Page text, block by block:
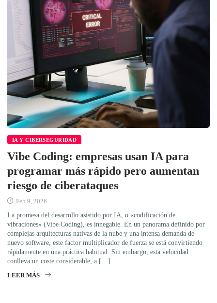
IA Y CIBERSEGURIDAD
Vibe Coding: empresas usan IA para
programar más rápido pero aumentan
riesgo de ciberataques
Feb 9, 2026
La promesa del desarrollo asistido por IA, o «codificación de
vibraciones» (Vibe Coding), es innegable. En un panorama definido por
complejas arquitecturas nativas de la nube y una intensa demanda de
nuevo software, este factor multiplicador de fuerza se está convirtiendo
rápidamente en una práctica habitual. Sin embargo, esta velocidad
conlleva un coste considerable, a […]
LEER MÁS